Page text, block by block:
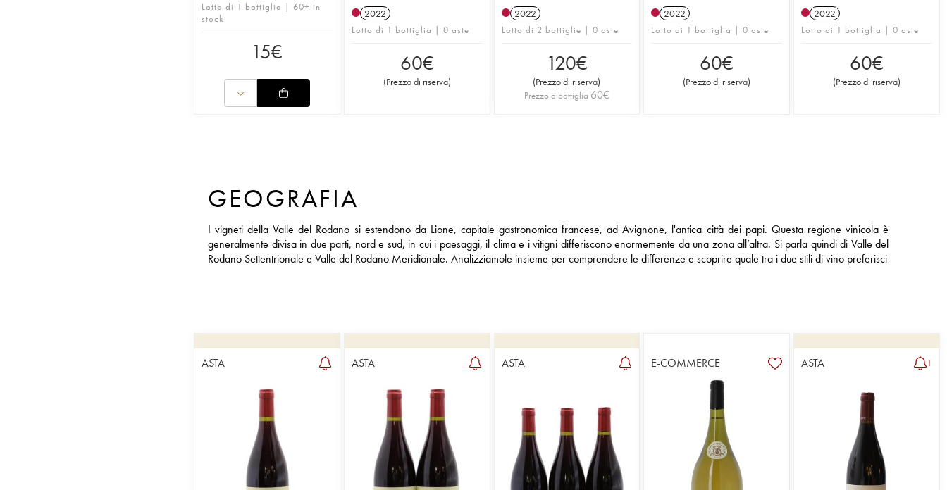
Lotto di 1 bottiglia | 60+ in
stock
15€
2022
Lotto di 1 bottiglia | 0 aste
60€
(Prezzo di riserva)
2022
Lotto di 2 bottiglie | 0 aste
120€
(Prezzo di riserva)
Prezzo a bottiglia 60€
2022
Lotto di 1 bottiglia | 0 aste
60€
(Prezzo di riserva)
2022
Lotto di 1 bottiglia | 0 aste
60€
(Prezzo di riserva)
GEOGRAFIA
I vigneti della Valle del Rodano si estendono da Lione, capitale gastronomica francese, ad Avignone, l'antica città dei papi. Questa regione vinicola è
generalmente divisa in due parti, nord e sud, in cui i paesaggi, il clima e i vitigni differiscono enormemente da una zona all’altra. Si parla quindi di Valle del
Rodano Settentrionale e Valle del Rodano Meridionale. Analizziamole insieme per comprendere le differenze e scoprire quale tra i due stili di vino preferisci
ASTA ASTA ASTA E-COMMERCE ASTA 1